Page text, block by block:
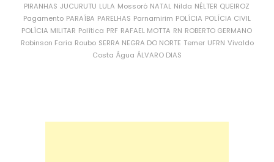
PIRANHAS JUCURUTU LULA Mossoró NATAL Nilda NÉLTER QUEIROZ
Pagamento PARAÍBA PARELHAS Parnamirim POLÍCIA POLÍCIA CIVIL
POLÍCIA MILITAR Política PRF RAFAEL MOTTA RN ROBERTO GERMANO
Robinson Faria Roubo SERRA NEGRA DO NORTE Temer UFRN Vivaldo
Costa Água ÁLVARO DIAS